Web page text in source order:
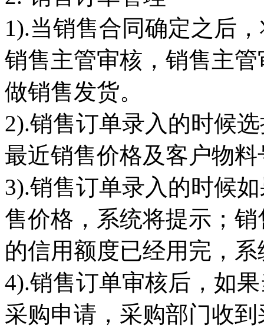
1).当销售合同确定之后
销售主管审核，销售主
做销售发货。
2).销售订单录入的时候
最近销售价格及客户物料
3).销售订单录入的时候
售价格，系统将提示；
的信用额度已经用完，
4).销售订单审核后，如
采购申请，采购部门收